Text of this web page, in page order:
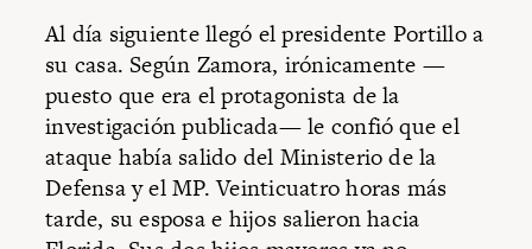
Al día siguiente llegó el presidente Portillo a
su casa. Según Zamora, irónicamente —
puesto que era el protagonista de la
investigación publicada— le confió que el
ataque había salido del Ministerio de la
Defensa y el MP. Veinticuatro horas más
tarde, su esposa e hijos salieron hacia